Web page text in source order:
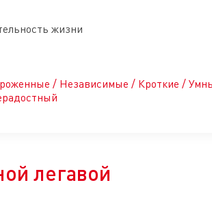
жизни
/ Независимые / Кроткие /
легавой